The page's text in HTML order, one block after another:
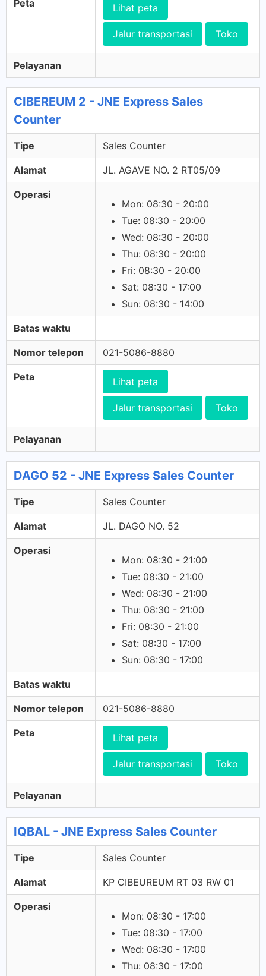
Peta Lihat peta
Jalur transportasi Toko
Pelayanan
CIBEREUM 2 - JNE Express Sales
Counter
Tipe Sales Counter
Alamat JL. AGAVE NO. 2 RT05/09
Operasi
Mon: 08:30 - 20:00
Tue: 08:30 - 20:00
Wed: 08:30 - 20:00
Thu: 08:30 - 20:00
Fri: 08:30 - 20:00
Sat: 08:30 - 17:00
Sun: 08:30 - 14:00
Batas waktu
Nomor telepon 021-5086-8880
Peta Lihat peta
Jalur transportasi Toko
Pelayanan
DAGO 52 - JNE Express Sales Counter
Tipe Sales Counter
Alamat JL. DAGO NO. 52
Operasi
Mon: 08:30 - 21:00
Tue: 08:30 - 21:00
Wed: 08:30 - 21:00
Thu: 08:30 - 21:00
Fri: 08:30 - 21:00
Sat: 08:30 - 17:00
Sun: 08:30 - 17:00
Batas waktu
Nomor telepon 021-5086-8880
Peta Lihat peta
Jalur transportasi Toko
Pelayanan
IQBAL - JNE Express Sales Counter
Tipe Sales Counter
Alamat KP CIBEUREUM RT 03 RW 01
Operasi
Mon: 08:30 - 17:00
Tue: 08:30 - 17:00
Wed: 08:30 - 17:00
Thu: 08:30 - 17:00